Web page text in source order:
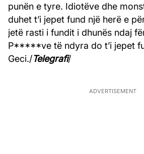
punën e tyre. Idiotëve dhe
duhet t’i jepet fund një herë e
jetë rasti i fundit i dhunës ndaj
P*****ve të ndyra do t’i jepet
Geci./Telegrafi/